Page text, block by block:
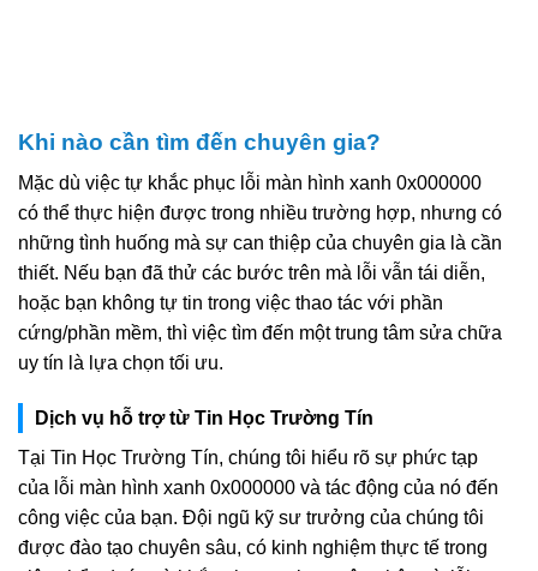
Khi nào cần tìm đến chuyên gia?
Mặc dù việc tự khắc phục lỗi màn hình xanh 0x000000
có thể thực hiện được trong nhiều trường hợp, nhưng có
những tình huống mà sự can thiệp của chuyên gia là cần
thiết. Nếu bạn đã thử các bước trên mà lỗi vẫn tái diễn,
hoặc bạn không tự tin trong việc thao tác với phần
cứng/phần mềm, thì việc tìm đến một trung tâm sửa chữa
uy tín là lựa chọn tối ưu.
Dịch vụ hỗ trợ từ Tin Học Trường Tín
Tại Tin Học Trường Tín, chúng tôi hiểu rõ sự phức tạp
của lỗi màn hình xanh 0x000000 và tác động của nó đến
công việc của bạn. Đội ngũ kỹ sư trưởng của chúng tôi
được đào tạo chuyên sâu, có kinh nghiệm thực tế trong